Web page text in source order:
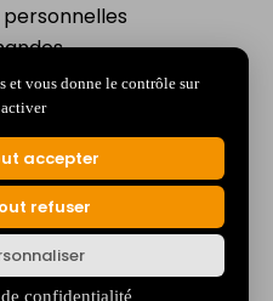
de confidentialité
et vous donne le contrôle sur
accepter
refuser
confidentialité